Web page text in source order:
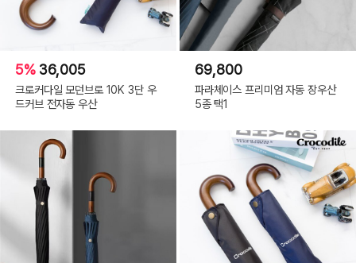
5% 36,005
크로커다일 모던브로 10K 3단 우
드커브 전자동 우산
69,800
파라체이스 프리미엄 자동 장우산
5종 택1